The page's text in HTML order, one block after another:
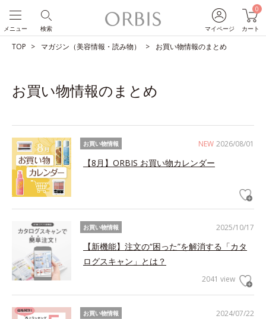
マイページ
0
カート
検索
メニュー
TOP マガジン（美容情報・読み物） お買い物情報のまとめ
お買い物情報のまとめ
NEW 2026/08/01
お買い物情報
【8月】ORBIS お買い物カレンダー
2025/10/17
お買い物情報
【新機能】注文の“困った”を解消する「カタ
ログスキャン」とは？
2041 view
2024/07/22
お買い物情報